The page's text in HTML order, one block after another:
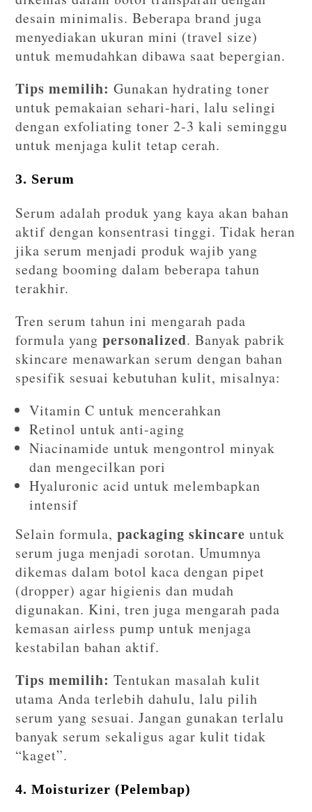
desain minimalis. Beberapa brand juga
menyediakan ukuran mini (travel size)
untuk memudahkan dibawa saat bepergian.
Tips memilih: Gunakan hydrating toner
untuk pemakaian sehari-hari, lalu selingi
dengan exfoliating toner 2-3 kali seminggu
untuk menjaga kulit tetap cerah.
3. Serum
Serum adalah produk yang kaya akan bahan
aktif dengan konsentrasi tinggi. Tidak heran
jika serum menjadi produk wajib yang
sedang booming dalam beberapa tahun
terakhir.
Tren serum tahun ini mengarah pada
formula yangpersonalized. Banyak pabrik
skincare menawarkan serum dengan bahan
spesifik sesuai kebutuhan kulit, misalnya:
Vitamin C untuk mencerahkan
Retinol untuk anti-aging
Niacinamide untuk mengontrol minyak
dan mengecilkan pori
Hyaluronic acid untuk melembapkan
intensif
Selain formula,packaging skincare untuk
serum juga menjadi sorotan. Umumnya
dikemas dalam botol kaca dengan pipet
(dropper) agar higienis dan mudah
digunakan. Kini, tren juga mengarah pada
kemasan airless pump untuk menjaga
kestabilan bahan aktif.
Tips memilih: Tentukan masalah kulit
utama Anda terlebih dahulu, lalu pilih
serum yang sesuai. Jangan gunakan terlalu
banyak serum sekaligus agar kulit tidak
“kaget”.
4. Moisturizer (Pelembap)